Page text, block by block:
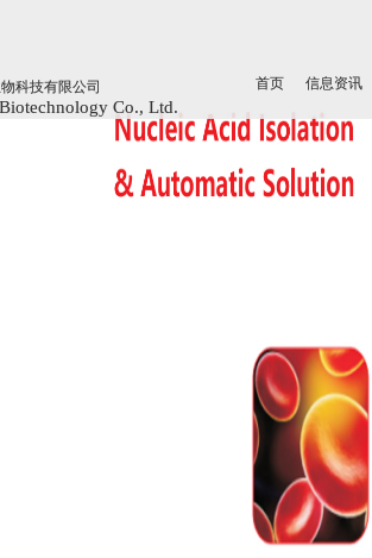
科技有限公司
Co., Ltd.
首页 信息资讯
科技有限公司
Co., Ltd.
首页 信息资讯